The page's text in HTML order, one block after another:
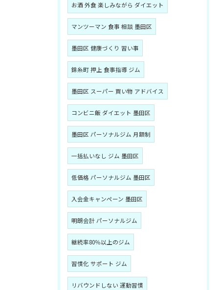
お酒 外食 楽しみながら ダイエット
マンツーマン 食事 相談 墨田区
墨田区 健康づくり 習い事
錦糸町 押上 食事指導 ジム
墨田区 スーパー 買い物 アドバイス
コンビニ飯 ダイエット 墨田区
墨田区 パーソナルジム 月額制
一括払いなし ジム 墨田区
低価格 パーソナルジム 墨田区
入会金キャンペーン 墨田区
明朗会計 パーソナルジム
継続率80％以上のジム
習慣化 サポート ジム
リバウンドしない 運動習慣